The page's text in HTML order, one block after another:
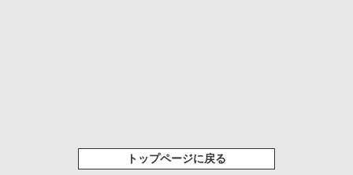
トップページに戻る